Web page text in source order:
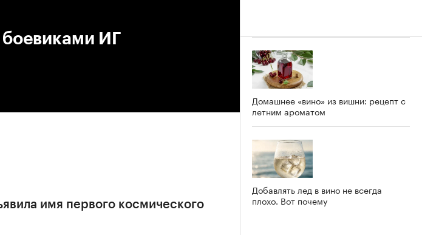
ИГ
имя первого космического
Домашнее «вино» из вишни: рецепт с
летним ароматом
Добавлять лед в вино не всегда
плохо. Вот почему